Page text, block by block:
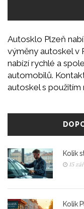
Autosklo Plzeň
výměny autoskel v
nabízí rychlé a
automobilů.
autoskel s
Kolik
15
Kolik